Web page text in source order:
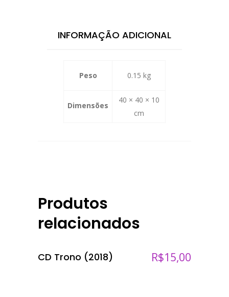
INFORMAÇÃO ADICIONAL
Peso 0.15 kg
Dimensões
40 × 40 × 10
cm
Produtos
relacionados
ADICIONAR AO CARRINHO
CD Trono (2018) R$15,00